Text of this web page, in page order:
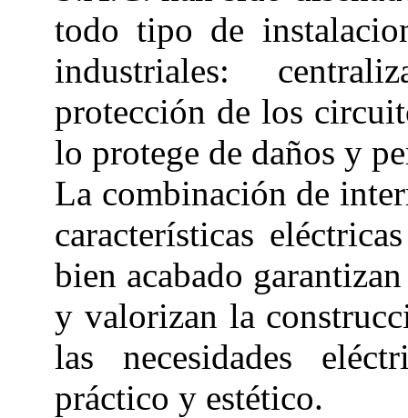
todo tipo de
industriales:
protección de los
lo protege de daños y
La combinación de
características
bien acabado
y valorizan la
las necesidades
práctico y estético.